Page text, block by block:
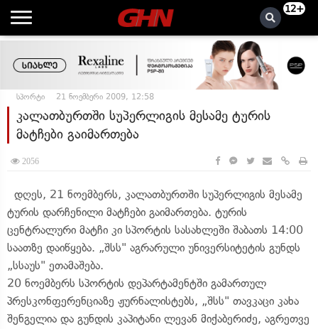
12+
სპორტი 21 ნოემბერი 2009, 12:58
კალათბურთში სუპერლიგის მესამე ტურის
მატჩები გაიმართება
2056
დღეს, 21 ნოემბერს, კალათბურთში სუპერლიგის მესამე
ტურის დარჩენილი მატჩები გაიმართება. ტურის
ცენტრალური მატჩი კი სპორტის სასახლეში შაბათს 14:00
საათზე დაიწყება. „შსს" აგრარული უნივერსიტეტის გუნდს
„სსაუს" ეთამაშება.
20 ნოემბერს სპორტის დეპარტამენტში გამართულ
პრესკონფერენციაზე ჟურნალისტებს, „შსს" თავკაცი კახა
შენგელია და გუნდის კაპიტანი ლევან მიქაბერიძე, აგრეთვე